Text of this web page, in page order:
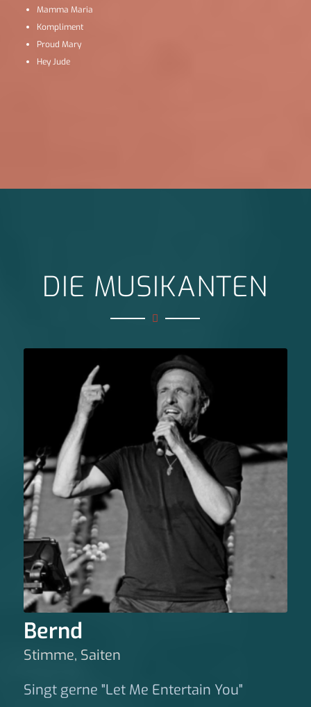
Mamma Maria
Kompliment
Proud Mary
Hey Jude
DIE MUSIKANTEN
Bernd
Stimme, Saiten
Singt gerne "Let Me Entertain You"